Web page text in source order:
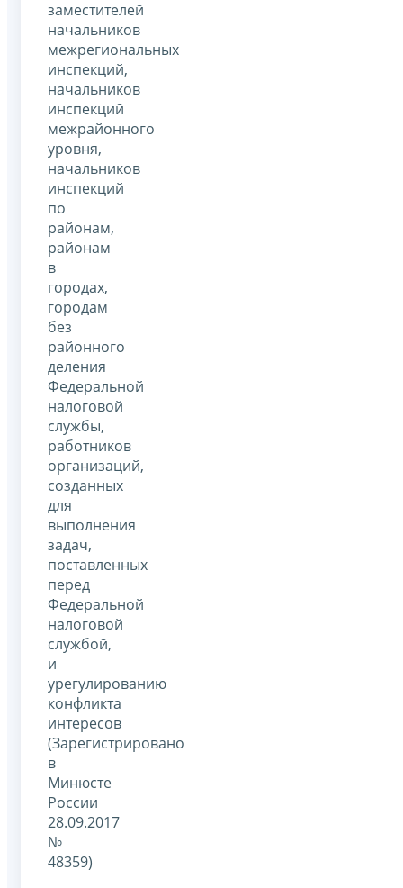
заместителей
начальников
межрегиональных
инспекций,
начальников
инспекций
межрайонного
уровня,
начальников
инспекций
по
районам,
районам
в
городах,
городам
без
районного
деления
Федеральной
налоговой
службы,
работников
организаций,
созданных
для
выполнения
задач,
поставленных
перед
Федеральной
налоговой
службой,
и
урегулированию
конфликта
интересов
(Зарегистрировано
в
Минюсте
России
28.09.2017
№
48359)